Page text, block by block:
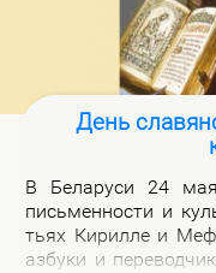
День
В Бе­ла­ру­си 24
пись­мен­но­сти и
тьях Ки­рил­ле и
аз­бу­ки и